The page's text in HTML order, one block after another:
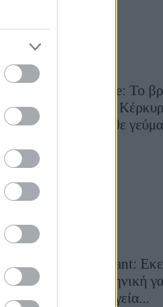
Toula’s Seaside: Το
εστιατόριο της
μετατρέπει κάθε
Cavos Restaurant:
αυθεντική ελληνική
συναντά τη μαγεία...